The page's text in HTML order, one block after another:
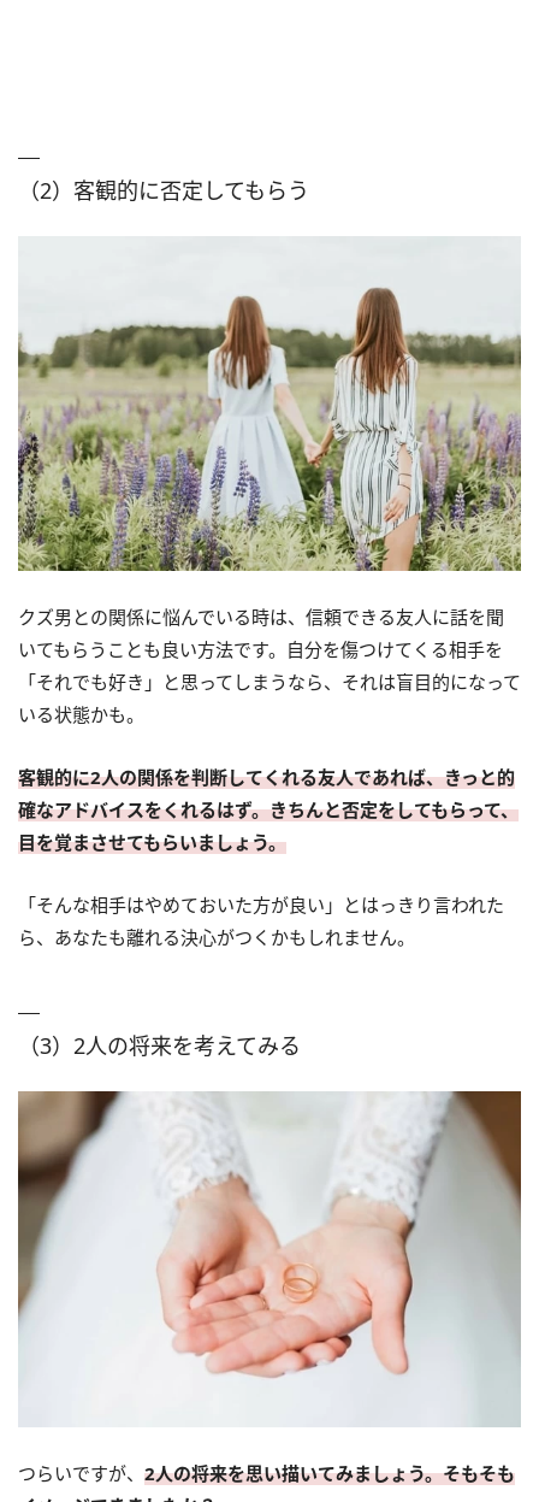
（2）客観的に否定してもらう
クズ男との関係に悩んでいる時は、信頼できる友人に話を聞
いてもらうことも良い方法です。自分を傷つけてくる相手を
「それでも好き」と思ってしまうなら、それは盲目的になって
いる状態かも。
客観的に2人の関係を判断してくれる友人であれば、きっと的
確なアドバイスをくれるはず。きちんと否定をしてもらって、
目を覚まさせてもらいましょう。
「そんな相手はやめておいた方が良い」とはっきり言われた
ら、あなたも離れる決心がつくかもしれません。
（3）2人の将来を考えてみる
つらいですが、 2人の将来を思い描いてみましょう。そもそも